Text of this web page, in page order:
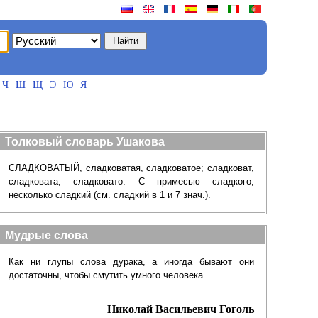
Ч Ш Щ Э Ю Я
Толковый словарь Ушакова
СЛАДКОВАТЫЙ, сладковатая, сладковатое; сладковат,
сладковата, сладковато. С примесью сладкого,
несколько сладкий (см. сладкий в 1 и 7 знач.).
Мудрые слова
Как ни глупы слова дурака, а иногда бывают они
достаточны, чтобы смутить умного человека.
Николай Васильевич Гоголь